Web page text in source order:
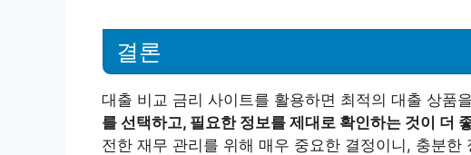
결론
대출 비교 금리 사이트를 활용하면 최적의 대출 상품
를 선택하고, 필요한 정보를 제대로 확인하는 것이 더
전한 재무 관리를 위해 매우 중요한 결정이니, 충분